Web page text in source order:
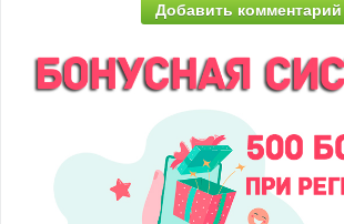
Добавить комментарий